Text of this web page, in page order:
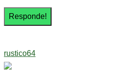
rustico64